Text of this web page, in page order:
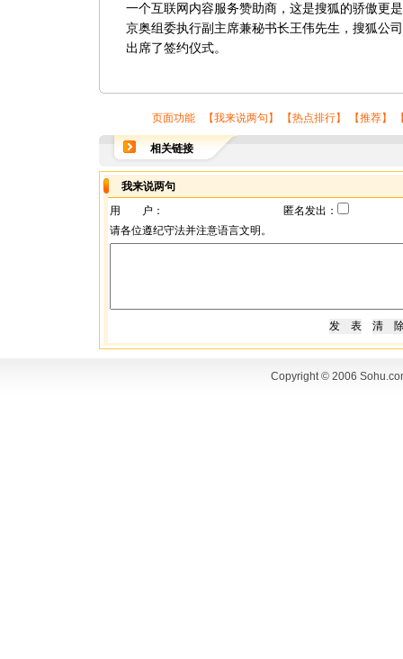
一个互联网内容服务赞助商，这是搜狐的骄傲更
京奥组委执行副主席兼秘书长王伟先生，搜狐公
出席了签约仪式。
页面功能 【我来说两句 】 【热点排行】 【推荐】
相关链接
我来说两句
用 户：
匿名发出：
请各位遵纪守法并注意语言文明。
Copyright © 2006